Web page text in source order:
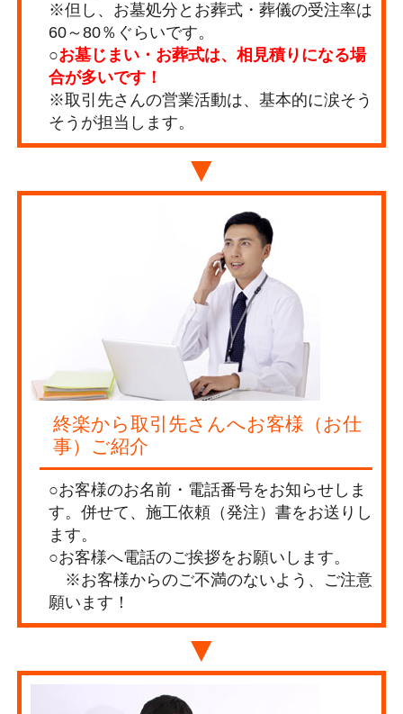
※但し、お墓処分とお葬式・葬儀の受注率は
60～80％ぐらいです。
○お墓じまい・お葬式は、相見積りになる場
合が多いです！
※取引先さんの営業活動は、基本的に涙そう
そうが担当します。
▼
終楽から取引先さんへお客様（お仕
事）ご紹介
○お客様のお名前・電話番号をお知らせしま
す。併せて、施工依頼（発注）書をお送りし
ます。
○お客様へ電話のご挨拶をお願いします。
※お客様からのご不満のないよう、ご注意
願います！
▼